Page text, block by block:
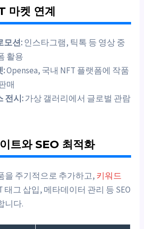
마켓 연계
모션: 인스타그램, 틱톡 등 영상 중
활용
:Opensea, 국내 NFT 플랫폼에 작품
매
전시:가상 갤러리에서 글로벌 관람
트와 SEO 최적화
을 주기적으로 추가하고, 키워드
태그 삽입, 메타데이터 관리 등 SEO
니다.